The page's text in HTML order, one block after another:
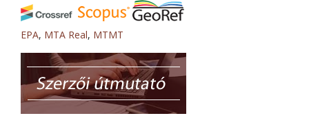
EPA, MTA Real, MTMT